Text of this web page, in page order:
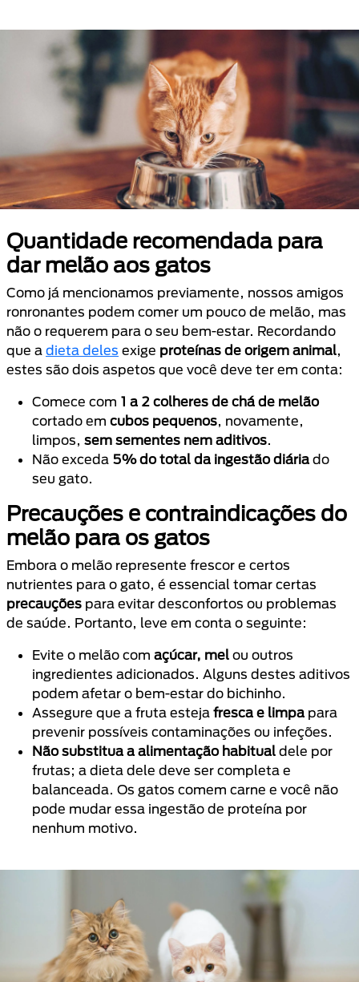
Quantidade recomendada para
dar melão aos gatos
Como já mencionamos previamente, nossos amigos
ronronantes podem comer um pouco de melão, mas
não o requerem para o seu bem-estar. Recordando
que a dieta deles exige proteínas de origem animal,
estes são dois aspetos que você deve ter em conta:
Comece com 1 a 2 colheres de chá de melão
cortado em cubos pequenos, novamente,
limpos, sem sementes nem aditivos.
Não exceda 5% do total da ingestão diária do
seu gato.
Precauções e contraindicações do
melão para os gatos
Embora o melão represente frescor e certos
nutrientes para o gato, é essencial tomar certas
precauções para evitar desconfortos ou problemas
de saúde. Portanto, leve em conta o seguinte:
Evite o melão com açúcar, mel ou outros
ingredientes adicionados. Alguns destes aditivos
podem afetar o bem-estar do bichinho.
Assegure que a fruta esteja fresca e limpa para
prevenir possíveis contaminações ou infeções.
Não substitua a alimentação habitual dele por
frutas; a dieta dele deve ser completa e
balanceada. Os gatos comem carne e você não
pode mudar essa ingestão de proteína por
nenhum motivo.